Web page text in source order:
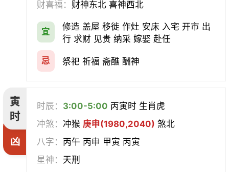
会亲友 伐木 架马 扫舍
入学
断蚁 归岫 修坟
破土 安葬 立碑
除服 移柩
财喜福： 财神东北 喜神西北
宜
修造 盖屋 移徙 作灶 安床 入宅 开市 出
行 求财 见贵 纳采 嫁娶 赴任
忌 祭祀 祈福 斋醮 酬神
寅
时
凶
时辰： 3:00-5:00 丙寅时 生肖虎
冲煞：冲猴 庚申(1980,2040) 煞北
八字： 丙午 丙申 甲寅 丙寅
星神： 天刑